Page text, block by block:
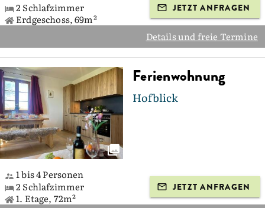
2 Schlafzimmer
Erdgeschoss, 69m²
JETZT ANFRAGEN
Details und freie Termine
Ferienwohnung
Hofblick
1 bis 4 Personen
2 Schlafzimmer
1. Etage, 72m²
JETZT ANFRAGEN